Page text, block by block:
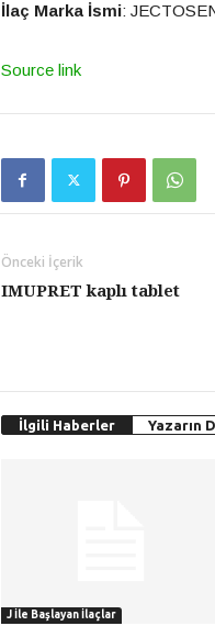
İlaç Marka İsmi:
Source link
Önceki İçerik
IMUPRET kaplı tablet
İlgili Haberler Yazarın
J İle Başlayan İlaçlar